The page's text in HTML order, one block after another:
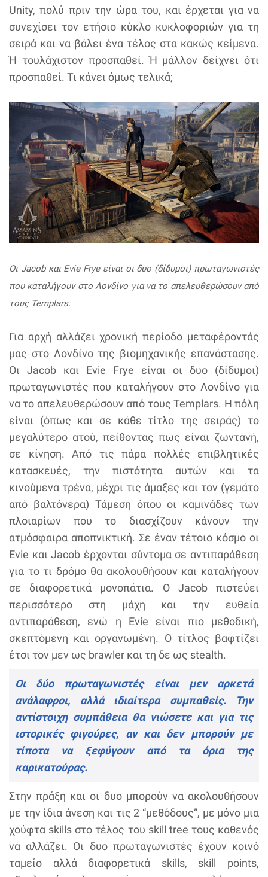
Unity, πολύ πριν την ώρα του, και έρχεται για να
συνεχίσει τον ετήσιο κύκλο κυκλοφοριών για τη
σειρά και να βάλει ένα τέλος στα κακώς κείμενα.
Ή τουλάχιστον προσπαθεί. Ή μάλλον δείχνει ότι
προσπαθεί. Τι κάνει όμως τελικά;
Οι Jacob και Evie Frye είναι οι δυο (δίδυμοι) πρωταγωνιστές
που καταλήγουν στο Λονδίνο για να το απελευθερώσουν από
τους Templars.
Για αρχή αλλάζει χρονική περίοδο μεταφέροντάς
μας στο Λονδίνο της βιομηχανικής επανάστασης.
Οι Jacob και Evie Frye είναι οι δυο (δίδυμοι)
πρωταγωνιστές που καταλήγουν στο Λονδίνο για
να το απελευθερώσουν από τους Templars. Η πόλη
είναι (όπως και σε κάθε τίτλο της σειράς) το
μεγαλύτερο ατού, πείθοντας πως είναι ζωντανή,
σε κίνηση. Από τις πάρα πολλές επιβλητικές
κατασκευές, την πιστότητα αυτών και τα
κινούμενα τρένα, μέχρι τις άμαξες και τον (γεμάτο
από βαλτόνερα) Τάμεση όπου οι καμινάδες των
πλοιαρίων που το διασχίζουν κάνουν την
ατμόσφαιρα αποπνικτική. Σε έναν τέτοιο κόσμο οι
Evie και Jacob έρχονται σύντομα σε αντιπαράθεση
για το τι δρόμο θα ακολουθήσουν και καταλήγουν
σε διαφορετικά μονοπάτια. Ο Jacob πιστεύει
περισσότερο στη μάχη και την ευθεία
αντιπαράθεση, ενώ η Evie είναι πιο μεθοδική,
σκεπτόμενη και οργανωμένη. Ο τίτλος βαφτίζει
έτσι τον μεν ως brawler και τη δε ως stealth.
Οι δύο πρωταγωνιστές είναι μεν αρκετά
ανάλαφροι, αλλά ιδιαίτερα συμπαθείς. Την
αντίστοιχη συμπάθεια θα νιώσετε και για τις
ιστορικές φιγούρες, αν και δεν μπορούν με
τίποτα να ξεφύγουν από τα όρια της
καρικατούρας.
Στην πράξη και οι δυο μπορούν να ακολουθήσουν
με την ίδια άνεση και τις 2 “μεθόδους”, με μόνο μια
χούφτα skills στο τέλος του skill tree τους καθενός
να αλλάζει. Οι δυο πρωταγωνιστές έχουν κοινό
ταμείο αλλά διαφορετικά skills, skill points,